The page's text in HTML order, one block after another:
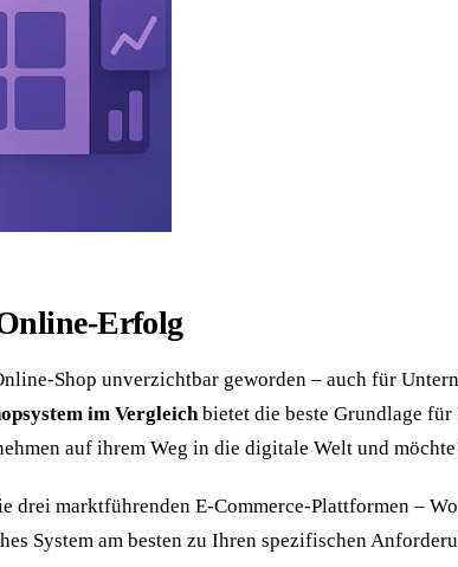
Erfolg
Shop unverzichtbar geworden – auch für
im Vergleichbietet die beste Grundlage
auf ihrem Weg in die digitale Welt und
drei marktführenden E-Commerce-Plattformen –
System am besten zu Ihren spezifischen